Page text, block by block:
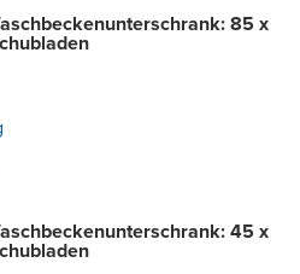
85 x
45 x